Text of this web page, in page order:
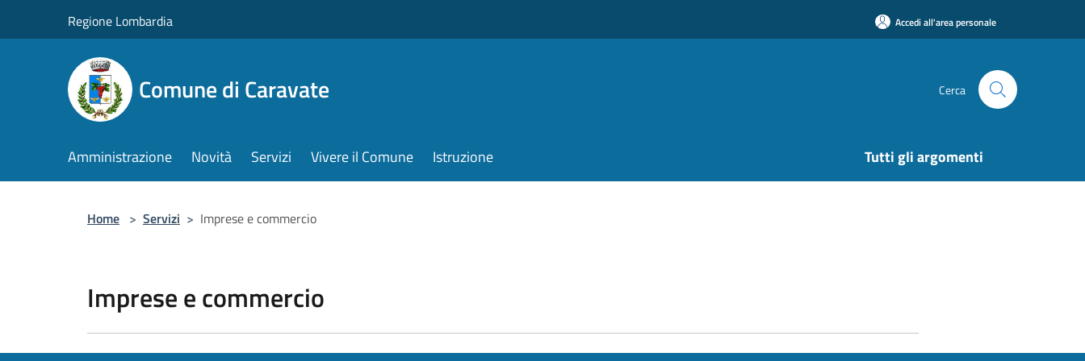
Regione Lombardia Accedi all'area personale
Comune di Caravate Cerca
Amministrazione Novità Servizi Vivere il Comune Istruzione Tutti gli argomenti
Home > Servizi > Imprese e commercio
Imprese e commercio